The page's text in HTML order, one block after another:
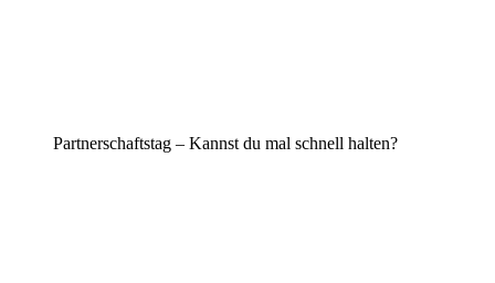
Partnerschaftstag – Kannst du mal schnell halten?